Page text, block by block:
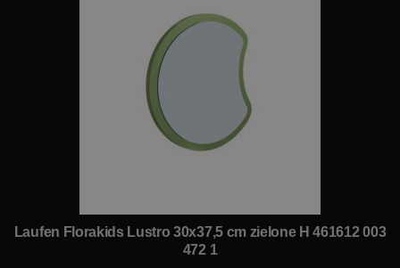
Laufen Florakids Lustro 30x37,5 cm zielone H 461612 003
472 1